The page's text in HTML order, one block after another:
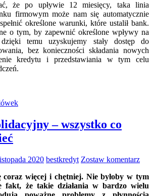
że po upływie 12 miesięcy, taka linia
firmowym może nam się automatycznie
określone warunki, które ustalił bank.
o tym, by zapewnić określone wpływy na
temu uzyskujemy stały dostęp do
bez konieczności składania nowych
kredytu i przedstawiania w tym celu
– wszystko co
2020 bestkredyt Zostaw komentarz
coraz więcej i chętniej. Nie byłoby w tym
fakt, że takie działania w bardzo wielu